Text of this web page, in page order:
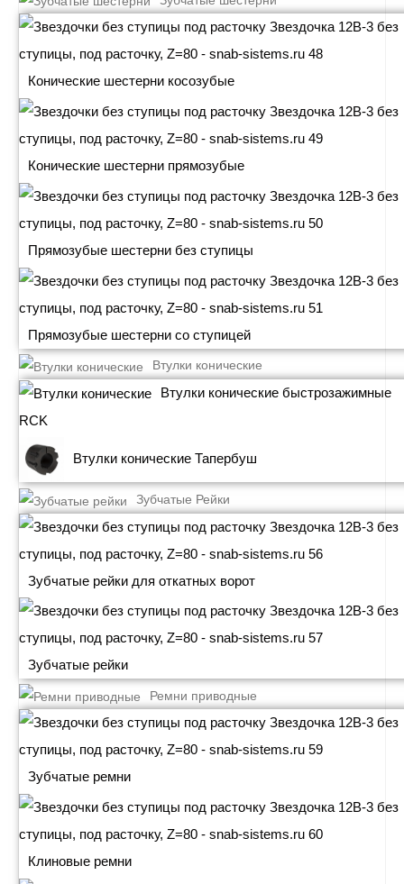
Конические шестерни косозубые
Конические шестерни прямозубые
Прямозубые шестерни без ступицы
Прямозубые шестерни со ступицей
Втулки конические
Втулки конические быстрозажимные
RCK
Втулки конические Тапербуш
Зубчатые Рейки
Зубчатые рейки для откатных ворот
Зубчатые рейки
Ремни приводные
Зубчатые ремни
Клиновые ремни